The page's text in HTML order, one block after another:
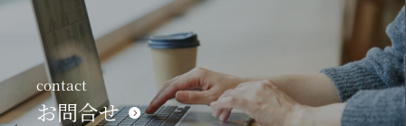
contact
お問合せ